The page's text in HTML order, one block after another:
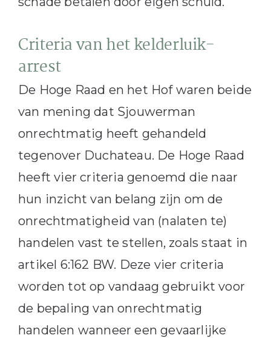
Criteria van het kelderluik-
arrest
De Hoge Raad en het Hof waren beide
van mening dat Sjouwerman
onrechtmatig heeft gehandeld
tegenover Duchateau. De Hoge Raad
heeft vier criteria genoemd die naar
hun inzicht van belang zijn om de
onrechtmatigheid van (nalaten te)
handelen vast te stellen, zoals staat in
artikel 6:162 BW. Deze vier criteria
worden tot op vandaag gebruikt voor
de bepaling van onrechtmatig
handelen wanneer een gevaarlijke